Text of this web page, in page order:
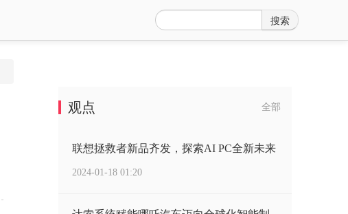
搜索
全部
观点
联想拯救者新品齐发，探索AI PC全新未来
2024-01-18 01:20